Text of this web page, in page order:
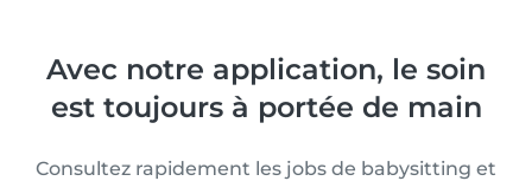
Avec notre application, le soin
est toujours à portée de main
Consultez rapidement les jobs de babysitting et